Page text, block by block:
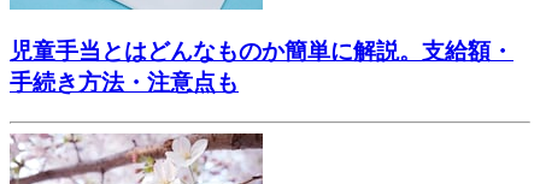
児童手当とはどんなものか簡単に解説。支給額・
手続き方法・注意点も